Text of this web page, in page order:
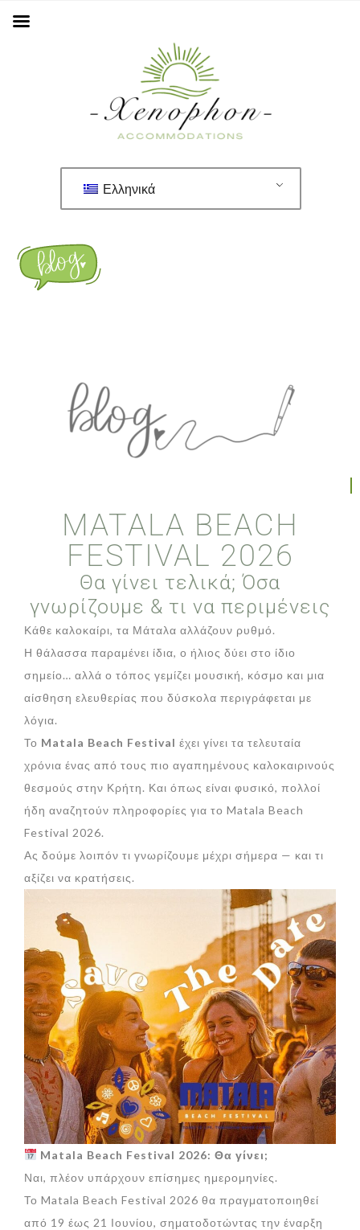
Ελληνικά
MATALA BEACH
FESTIVAL 2026
Θα γίνει τελικά; Όσα
γνωρίζουμε & τι να περιμένεις
Κάθε καλοκαίρι, τα Μάταλα αλλάζουν ρυθμό.
Η θάλασσα παραμένει ίδια, ο ήλιος δύει στο ίδιο
σημείο… αλλά ο τόπος γεμίζει μουσική, κόσμο και μια
αίσθηση ελευθερίας που δύσκολα περιγράφεται με
λόγια.
Το Matala Beach Festival έχει γίνει τα τελευταία
χρόνια ένας από τους πιο αγαπημένους καλοκαιρινούς
θεσμούς στην Κρήτη. Και όπως είναι φυσικό, πολλοί
ήδη αναζητούν πληροφορίες για το Matala Beach
Festival 2026.
Ας δούμε λοιπόν τι γνωρίζουμε μέχρι σήμερα — και τι
αξίζει να κρατήσεις.
Matala Beach Festival 2026: Θα γίνει;
Ναι, πλέον υπάρχουν επίσημες ημερομηνίες.
Το Matala Beach Festival 2026 θα πραγματοποιηθεί
από 19 έως 21 Ιουνίου, σηματοδοτώντας την έναρξη